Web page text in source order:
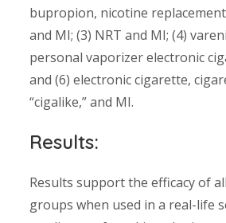
bupropion, nicotine
and MI; (3) NRT and MI; (4)
personal vaporizer electronic
and (6) electronic cigarette,
“cigalike,” and MI.
Results:
Results support the efficacy of
groups when used in a real-life